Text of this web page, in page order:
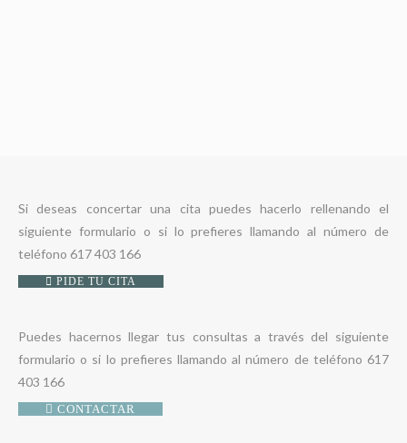
Si deseas concertar una cita puedes hacerlo rellenando el
siguiente formulario o si lo prefieres llamando al número de
teléfono 617 403 166
PIDE TU CITA
Puedes hacernos llegar tus consultas a través del siguiente
formulario o si lo prefieres llamando al número de teléfono 617
403 166
CONTACTAR